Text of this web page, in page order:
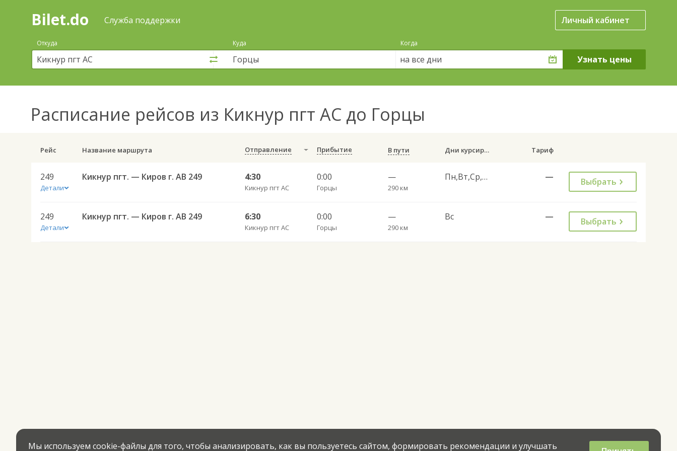
Поиск
покупка
билетов
автобус
онлайн
Bilet.do Служба поддержки Личный кабинет
Откуда Куда Когда
на все дни
Расписание рейсов из Кикнур пгт АС до Горцы
Рейс Название маршрута Отправление Прибытие В пути Дни курсирования Тариф
249
Детали
Кикнур пгт. — Киров г. АВ 249 4:30
Кикнур пгт АС
0:00
Горцы
—
290 км
Пн,Вт,Ср,Чт,Пт,Сб — Выбрать
249
Детали
Кикнур пгт. — Киров г. АВ 249 6:30
Кикнур пгт АС
0:00
Горцы
—
290 км
Вс — Выбрать
Мы используем cookie-файлы для того, чтобы анализировать, как вы пользуетесь сайтом, формировать рекомендации и улучшать